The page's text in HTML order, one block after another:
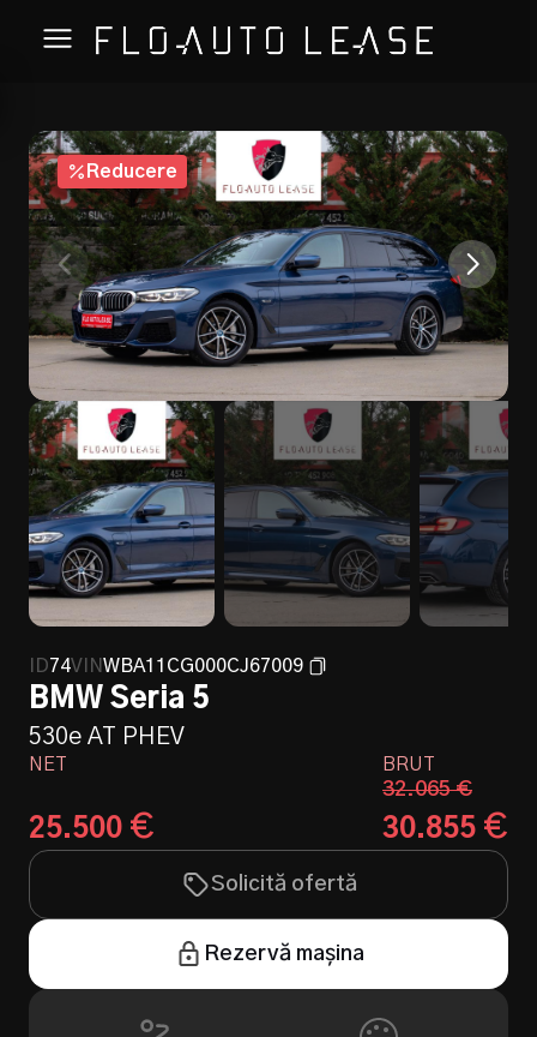
Reducere
BMW Seria 5
530e AT PHEV
ID74VINWBA11CG000CJ67009
NET
25.500 €
BRUT
32.065€
30.855 €
Solicită ofertă
Rezervă mașina